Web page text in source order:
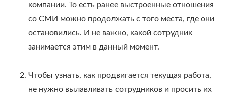
компании. То есть ранее выстроенные отношения
со СМИ можно продолжать с того места, где они
остановились. И не важно, какой сотрудник
занимается этим в данный момент.
Чтобы узнать, как продвигается текущая работа,
не нужно вылавливать сотрудников и просить их